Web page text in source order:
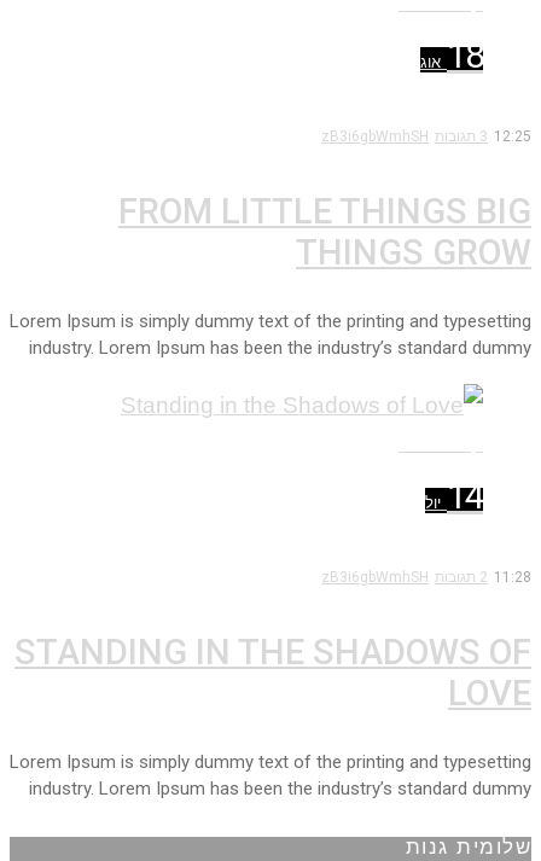
18 אוג
12:25 3 תגובות zB3i6gbWmhSH
FROM LITTLE THINGS BIG
THINGS GROW
Lorem Ipsum is simply dummy text of the printing and typesetting
industry. Lorem Ipsum has been the industry’s standard dummy
14 יול
11:28 2 תגובות zB3i6gbWmhSH
STANDING IN THE SHADOWS OF
LOVE
Lorem Ipsum is simply dummy text of the printing and typesetting
industry. Lorem Ipsum has been the industry’s standard dummy
שלומית גנות